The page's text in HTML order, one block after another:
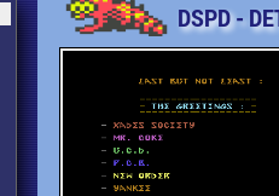
DSPD -